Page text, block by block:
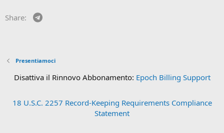
Share:
Presentiamoci
Disattiva il Rinnovo Abbonamento: Epoch Billing Support
18 U.S.C. 2257 Record-Keeping Requirements Compliance
Statement